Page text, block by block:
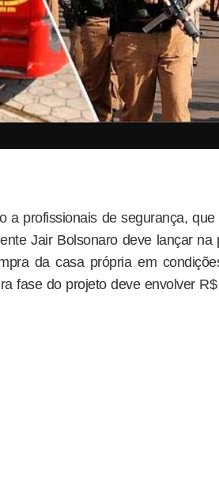
a profissionais de segurança,
Jair Bolsonaro deve lançar na
da casa própria em
fase do projeto deve envolver